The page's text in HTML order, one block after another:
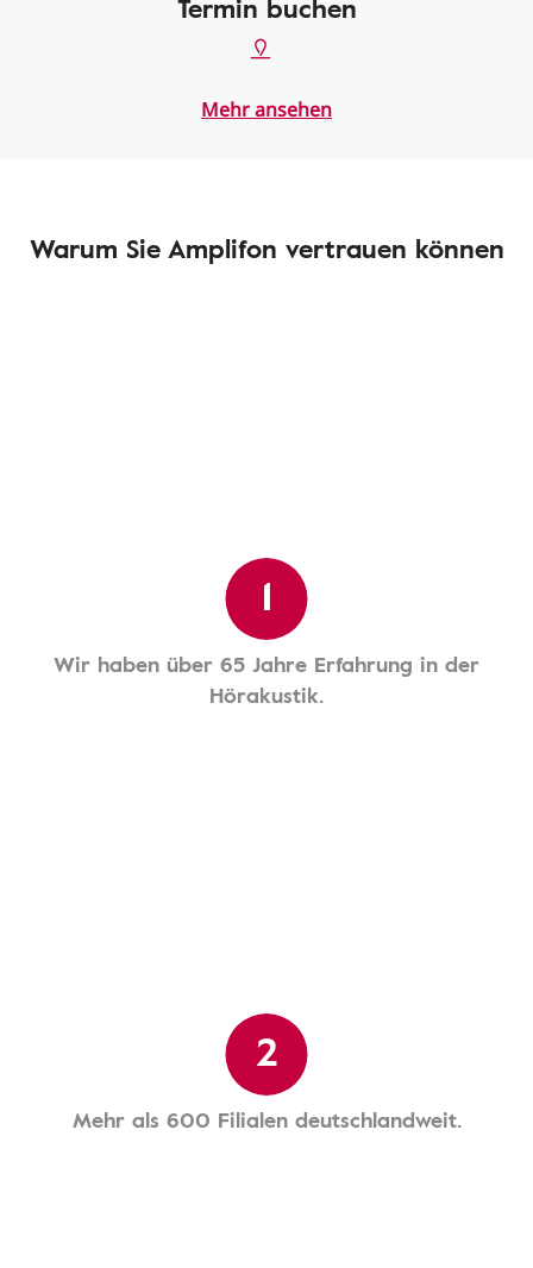
Mehr ansehen
Warum Sie Amplifon vertrauen können
1
Wir haben über 65 Jahre Erfahrung in der
Hörakustik.
2
Mehr als 600 Filialen deutschlandweit.